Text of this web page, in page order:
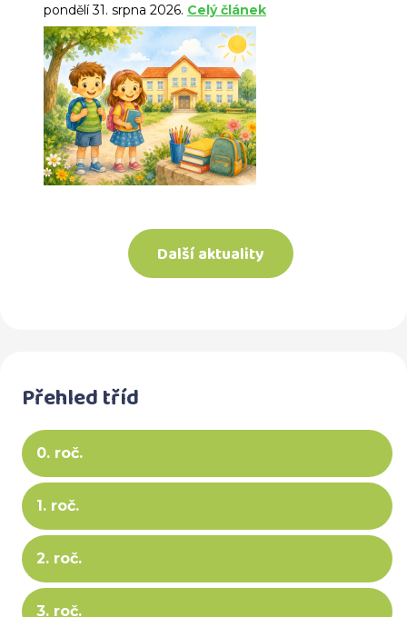
pondělí 31. srpna 2026. Celý článek
Další aktuality
Přehled tříd
0. roč.
1. roč.
2. roč.
3. roč.